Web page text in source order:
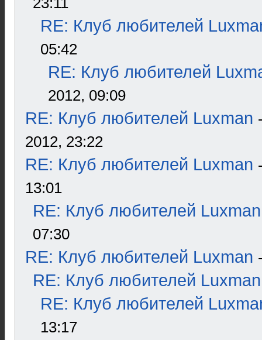
RE: Клуб любителей
05:42
RE: Клуб любителей
2012, 09:09
RE: Клуб любителей Luxman
2012, 23:22
RE: Клуб любителей Luxman
13:01
RE: Клуб любителей Luxman
07:30
RE: Клуб любителей Luxman
RE: Клуб любителей Luxman
RE: Клуб любителей
13:17